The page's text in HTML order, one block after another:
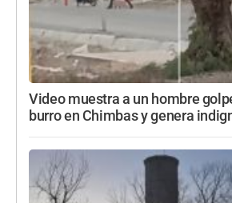
Video muestra a un hombre
burro en Chimbas y genera